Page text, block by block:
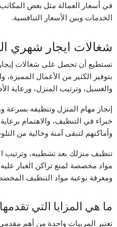
في أسعار العمالة مثل بعض
الخدمات وبين الأسعار التنافسية.
شغالات ايجار شهري
تستطيع أن تحصل على شغالات
بتوفير الكثير من الأعمال المميزة،
والغسيل، وترتيب المنزل، ورعاية
إنجاز مهام المنزل وتنظيفه بسرعة
خبراء في التنظيف، والاهتمام
وأماكنهم لتبقى آمنة وخالية من
تنظيف منزلك بعد تشطيبه، وترتيب
مواد مخصصة لمنع تراكن الغبار
ومعرفة نوعية مواد التنظيف
ما هي المزايا التي
تعتبر المربيات واحدة من أهم